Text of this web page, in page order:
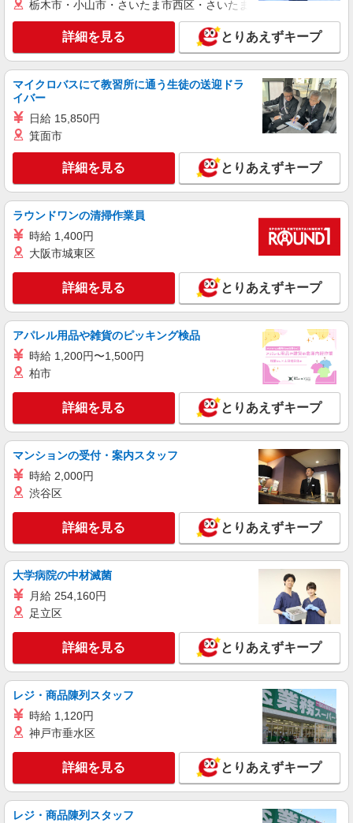
富沢ケアセンターそよ風：RO45081
デイサービス 介護スタッフ
【時給】1,238円〜1,400円 ▼給与詳細 処遇改
善手当：200円/時 ▼下記別途支給 通勤手当 年末
年始手当：380円/時 寸志あり：年2回（6月・12
月） ※業績による ※処遇改善手当は試用期間中(3
宮城県仙台市太白区富沢1-13-6
キープ 詳細を見る
契約社員
富沢ケアセンターそよ風：RO14865
NEW
ショートステイ 介護スタッフ
【月給】244,456円〜255,920円 ▼給与詳細 処
遇改善手当：35,920円 夜勤手当：30,000円（5回
均34.1万円（最高額135万円） ※2025年6月支給実
績 ※処遇改善手当は試用期間中(3ヶ月)は支給なし
キープ 詳細を見る
パート
富沢ケアセンターそよ風：RO42861
NEW
ショートステイ 夜勤専従介護職
善手当：220円/時 夜勤手当:6,000円/回 ▼下記別途
支給 通勤手当 年末年始手当：380円/時 寸志あ
り：年2回（6月・12月） ※業績による ※処遇改
善手当は試用期間中(3ヶ月)は支給なし
宮城県仙台市太白区富沢1-13-6
キープ 詳細を見る
派遣社員
株式会社kotrio /●SD-H-2066519
仙台市太白区｜未経験でも大丈夫◎研修が手厚
い有料住宅の介護♪
時給1350円〜2062円 ＜日払い有/週払い有/交
通費全支給(ガソリン代含む)＞
詳細を見る
株式会社kotrio /●SD-H-1875398
≪太白区≫高収入＆負担少！高級シニアマンシ
ョンの支援STAFF
時給1450円〜2062円 ＜日払い有/週払い有/交
仙台市太白区内 最寄り駅：富沢
キープ 詳細を見る
栃木市・小山市・さいたま市西区・さいたま市岩槻区・久喜市・
詳細を見る とりあえずキープ
マイクロバスにて教習所に通う生徒の送迎ドラ
イバー
日給 15,850円
箕面市
詳細を見る とりあえずキープ
ラウンドワンの清掃作業員
時給 1,400円
大阪市城東区
詳細を見る とりあえずキープ
アパレル用品や雑貨のピッキング検品
時給 1,200円〜1,500円
柏市
詳細を見る とりあえずキープ
マンションの受付・案内スタッフ
時給 2,000円
渋谷区
詳細を見る とりあえずキープ
大学病院の中材滅菌
月給 254,160円
足立区
詳細を見る とりあえずキープ
レジ・商品陳列スタッフ
時給 1,120円
神戸市垂水区
詳細を見る とりあえずキープ
レジ・商品陳列スタッフ